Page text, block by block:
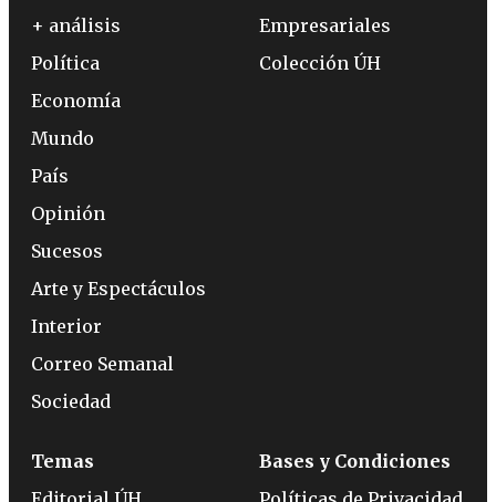
+ análisis
Política
Economía
Mundo
País
Opinión
Sucesos
Arte y Espectáculos
Interior
Correo Semanal
Sociedad
Empresariales
Colección ÚH
Temas
Bases y Condiciones